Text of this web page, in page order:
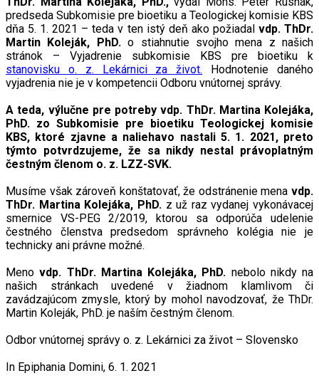
predseda Subkomisie pre bioetiku a Teologickej komisie KBS
dňa 5. 1. 2021 – teda v ten istý deň ako požiadal vdp. ThDr.
Martin Koleják, PhD.o stiahnutie svojho mena z našich
stránok – Vyjadrenie subkomisie KBS pre bioetiku k
stanovisku o. z. Lekárnici za život. Hodnotenie daného
vyjadrenia nie je v kompetencii Odboru vnútornej správy.
A teda, výlučne pre potreby vdp. ThDr. Martina Kolejáka,
PhD. zo Subkomisie pre bioetiku Teologickej komisie
KBS, ktoré zjavne a naliehavo nastali 5. 1. 2021, preto
týmto potvrdzujeme, že sa nikdy nestal právoplatným
čestným členom o. z. LZZ-SVK.
Musíme však zároveň konštatovať, že odstránenie mena vdp.
ThDr. Martina Kolejáka, PhD.z už raz vydanej vykonávacej
smernice VS-PEG 2/2019, ktorou sa odporúča udelenie
čestného členstva predsedom správneho kolégia nie je
technicky ani právne možné.
Meno vdp. ThDr. Martina Kolejáka, PhD. nebolo nikdy na
našich stránkach uvedené v žiadnom klamlivom či
zavádzajúcom zmysle, ktorý by mohol navodzovať, že ThDr.
Martin Koleják, PhD. je naším čestným členom.
Odbor vnútornej správy o. z. Lekárnici za život – Slovensko
In Epiphania Domini, 6. 1. 2021